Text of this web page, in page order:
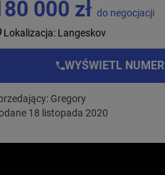
000 złdo negocjacji
Lokalizacja: Langeskov
WYŚWIETL NUMER
Gregory
18 listopada 2020